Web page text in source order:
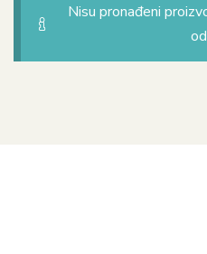
Nisu pronađeni